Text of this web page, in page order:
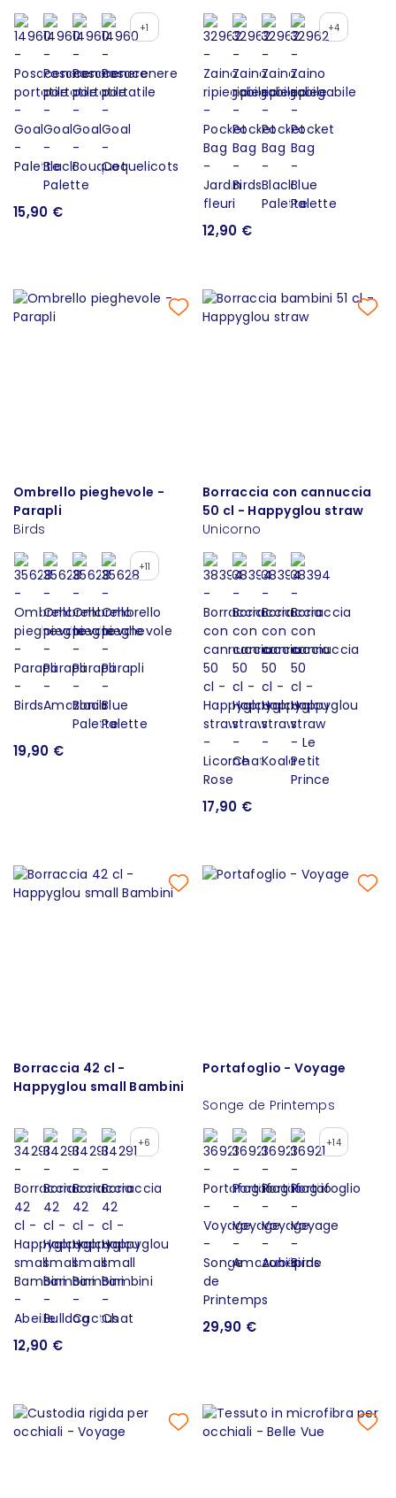
+1
15,90 €
+4
12,90 €
Ombrello pieghevole -
Parapli
Birds
+11
19,90 €
Borraccia con cannuccia
50 cl - Happyglou straw
Unicorno
17,90 €
Borraccia 42 cl -
Happyglou small Bambini
+6
12,90 €
Portafoglio - Voyage
Songe de Printemps
+14
29,90 €